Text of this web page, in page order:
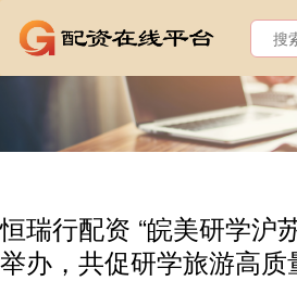
恒瑞行配资 “皖美研学沪
举办，共促研学旅游高质